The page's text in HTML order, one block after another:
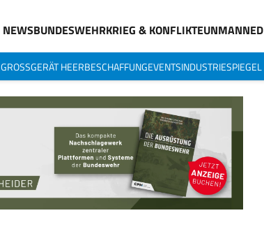
NEWSBUNDESWEHRKRIEG & KONFLIKTEUNMANNED
GROSSGERÄT HEERBESCHAFFUNGEVENTSINDUSTRIESPIEGEL